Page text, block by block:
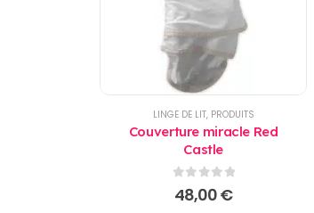
LINGE DE LIT, PRODUITS
Couverture miracle Red
Castle
0sur 5
48,00€